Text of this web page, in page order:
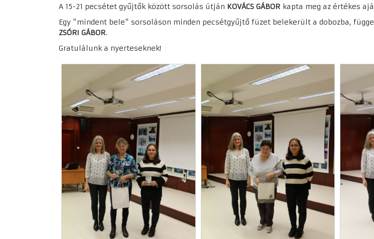
A 15-21 pecsétet gyűjtők között sorsolás útján KOVÁCS GÁBOR kapta meg az értékes
Egy "mindent bele" sorsoláson minden pecsétgyűjtő füzet belekerült a dobozba,
ZSÓRI GÁBOR.
Gratulálunk a nyerteseknek!